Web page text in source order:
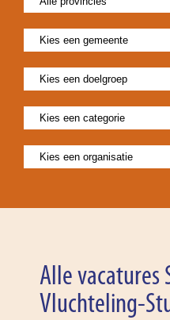
Alle vacatures
Vluchteling-